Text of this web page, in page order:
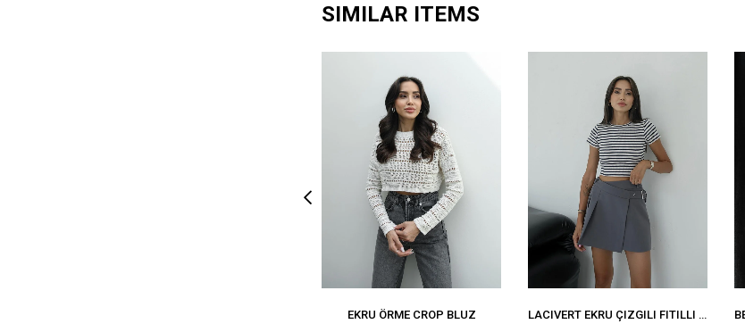
SIMILAR ITEMS
EKRU ÖRME CROP BLUZ LACIVERT EKRU ÇIZGILI FITILLI BLUZ